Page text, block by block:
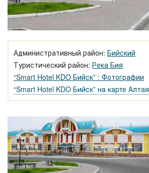
Административный район: Бийский
Туристический район: Река Бия
“Smart Hotel KDO Бийск” : Фотографии
“Smart Hotel KDO Бийск” на карте Алтая